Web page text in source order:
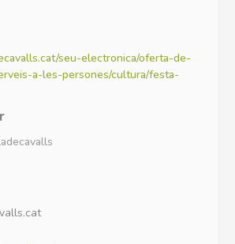
seu-electronica/oferta-de-
a-les-persones/cultura/festa-